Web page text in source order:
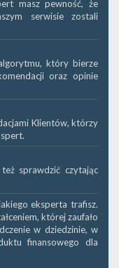
masz pewność, że
serwisie zostali
który bierze
oraz opinie
Klientów, którzy
sprawdzić czytając
eksperta trafisz.
której zaufało
w dziedzinie, w
finansowego dla